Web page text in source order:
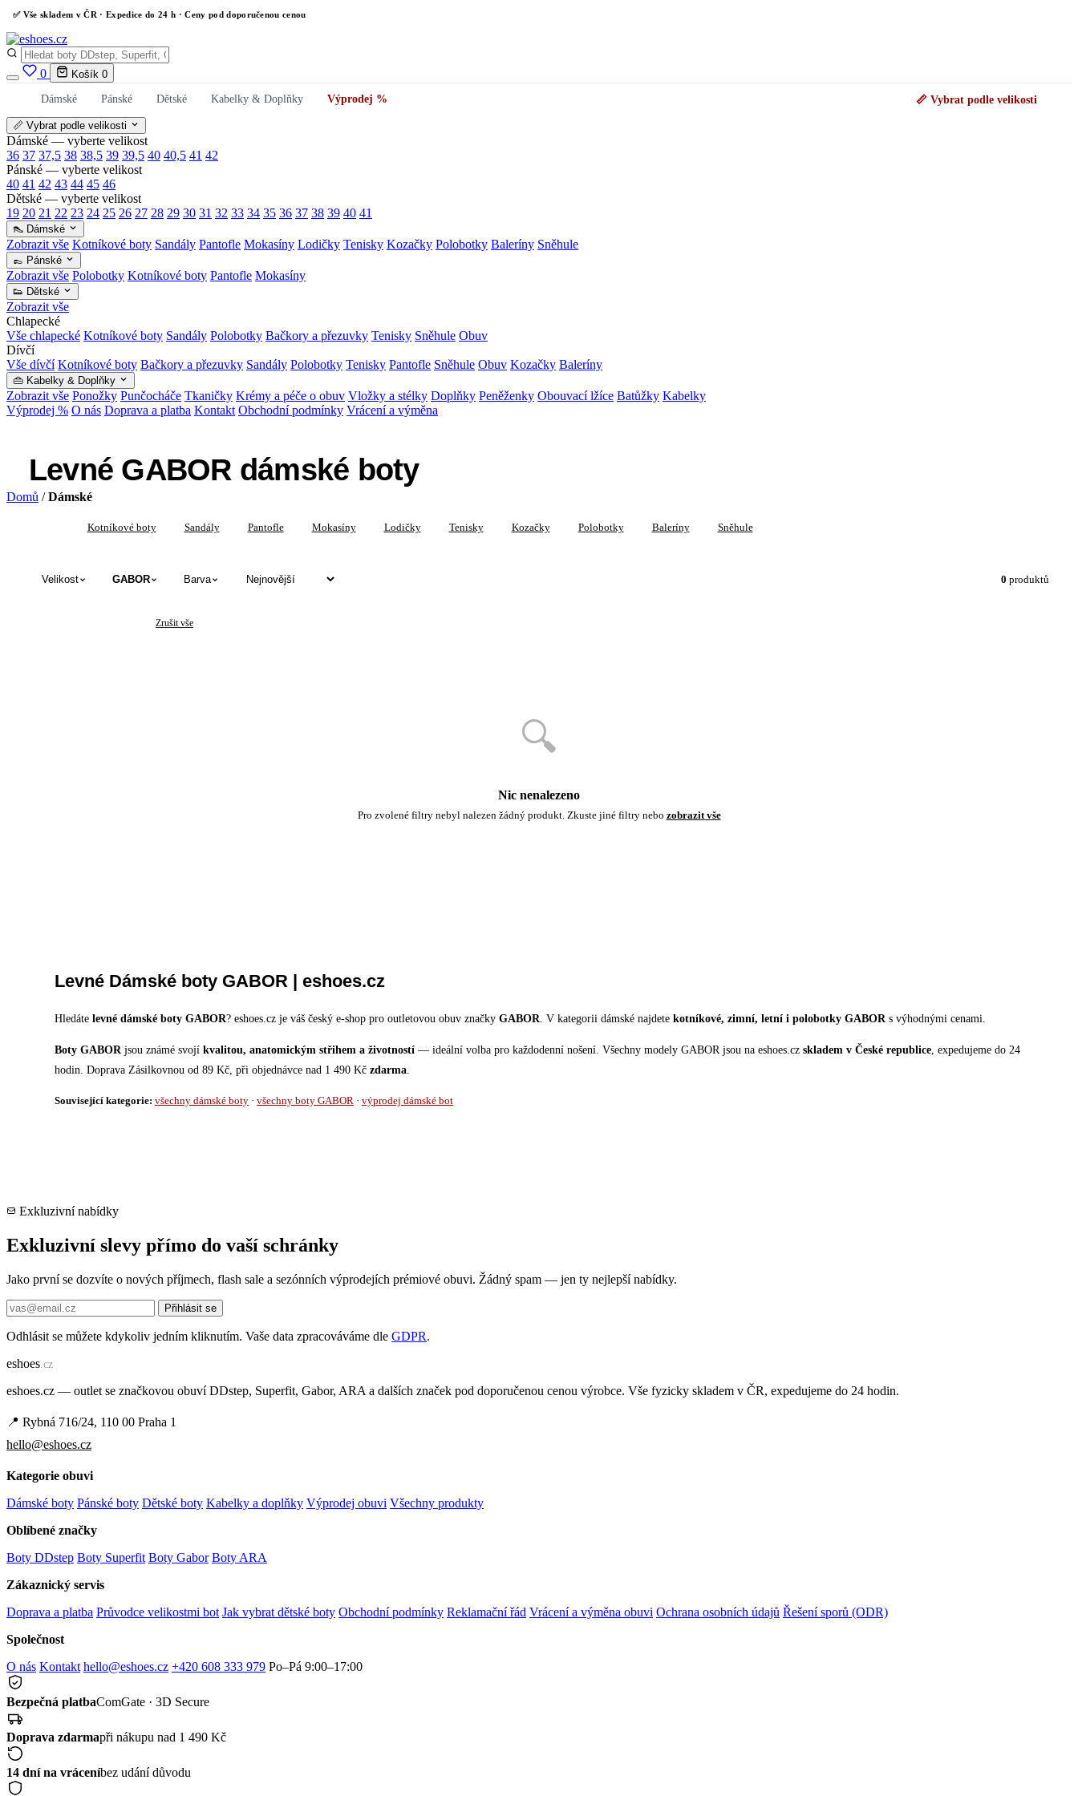
✅ Vše skladem v ČR · Expedice do 24 h · Ceny pod doporučenou cenou
0 Košík 0
Dámské Pánské Dětské Kabelky & Doplňky Výprodej % 📏 Vybrat podle velikosti
📏 Vybrat podle velikosti
Dámské — vyberte velikost
36 37 37,5 38 38,5 39 39,5 40 40,5 41 42
Pánské — vyberte velikost
40 41 42 43 44 45 46
Dětské — vyberte velikost
19 20 21 22 23 24 25 26 27 28 29 30 31 32 33 34 35 36 37 38 39 40 41
👠 Dámské
Zobrazit vše Kotníkové boty Sandály Pantofle Mokasíny Lodičky Tenisky Kozačky Polobotky Baleríny Sněhule
👞 Pánské
Zobrazit vše Polobotky Kotníkové boty Pantofle Mokasíny
👟 Dětské
Zobrazit vše
Chlapecké
Vše chlapecké Kotníkové boty Sandály Polobotky Bačkory a přezuvky Tenisky Sněhule Obuv
Dívčí
Vše dívčí Kotníkové boty Bačkory a přezuvky Sandály Polobotky Tenisky Pantofle Sněhule Obuv Kozačky Baleríny
👜 Kabelky & Doplňky
Zobrazit vše Ponožky Punčocháče Tkaničky Krémy a péče o obuv Vložky a stélky Doplňky Peněženky Obouvací lžíce Batůžky Kabelky
Výprodej % O nás Doprava a platba Kontakt Obchodní podmínky Vrácení a výměna
Levné GABOR dámské boty
Domů / Dámské
Kotníkové boty Sandály Pantofle Mokasíny Lodičky Tenisky Kozačky Polobotky Baleríny Sněhule
Velikost GABOR Barva 0 produktů
Zrušit vše
🔍
Nic nenalezeno
Pro zvolené filtry nebyl nalezen žádný produkt. Zkuste jiné filtry nebo zobrazit vše
Levné Dámské boty GABOR | eshoes.cz
Hledáte levné dámské boty GABOR? eshoes.cz je váš český e-shop pro outletovou obuv značky GABOR . V kategorii dámské najdete kotníkové, zimní, letní i polobotky GABOR s výhodnými cenami.
Boty GABOR jsou známé svojí kvalitou, anatomickým střihem a životností — ideální volba pro každodenní nošení. Všechny modely GABOR jsou na eshoes.cz skladem v České republice , expedujeme do 24
hodin. Doprava Zásilkovnou od 89 Kč, při objednávce nad 1 490 Kč zdarma
Související kategorie: všechny dámské boty · všechny boty GABOR · výprodej dámské bot
Exkluzivní nabídky
Exkluzivní slevy přímo do vaší schránky
Jako první se dozvíte o nových příjmech, flash sale a sezónních výprodejích prémiové obuvi. Žádný spam — jen ty nejlepší nabídky.
Přihlásit se
Odhlásit se můžete kdykoliv jedním kliknutím. Vaše data zpracováváme dle GDPR.
eshoes .cz
eshoes.cz — outlet se značkovou obuví DDstep, Superfit, Gabor, ARA a dalších značek pod doporučenou cenou výrobce. Vše fyzicky skladem v ČR, expedujeme do 24 hodin.
📍 Rybná 716/24, 110 00 Praha 1
hello@eshoes.cz
Kategorie obuvi
Dámské boty Pánské boty Dětské boty Kabelky a doplňky Výprodej obuvi Všechny produkty
Oblíbené značky
Boty DDstep Boty Superfit Boty Gabor Boty ARA
Zákaznický servis
Doprava a platba Průvodce velikostmi bot Jak vybrat dětské boty Obchodní podmínky Reklamační řád Vrácení a výměna obuvi Ochrana osobních údajů Řešení sporů (ODR)
Společnost
O nás Kontakt hello@eshoes.cz +420 608 333 979 Po–Pá 9:00–17:00
Bezpečná platbaComGate · 3D Secure
Doprava zdarmapři nákupu nad 1 490 Kč
14 dní na vráceníbez udání důvodu